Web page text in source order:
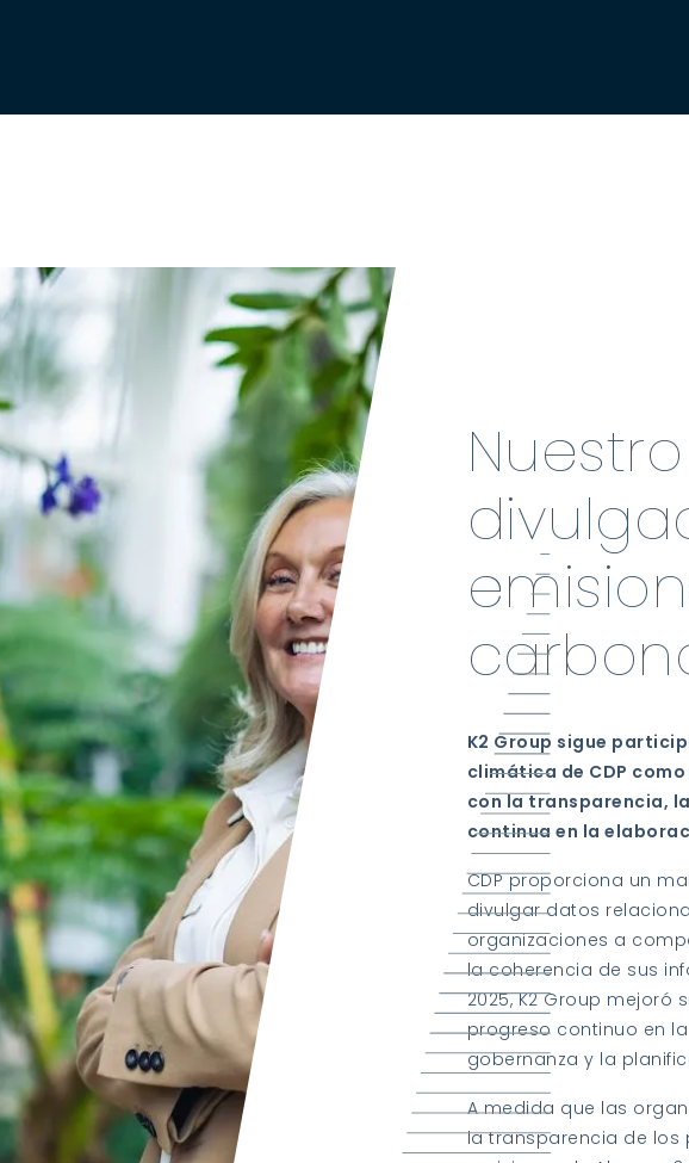
K2 Group sigue
climática de CDP
con la transparencia,
continua en la
CDP proporciona un
divulgar datos
organizaciones a
la coherencia de sus
2025, K2 Group mejoró
progreso continuo en
gobernanza y la
A medida que las
la transparencia de los